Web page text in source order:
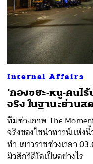
Internal Affairs
‘กองขยะ-หนู-คนไ
จริง ในฐานะย่าน
ทีมช่างภาพ The
จริงของไชน่าทาวน์แห่ง
ทำ เยาวราชช่วงเวลา
มิวสิกวิดีโอเป็นอย่างไร
ค้นหา